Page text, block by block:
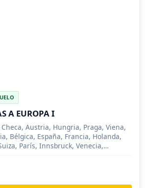
A EUROPA I
Austria, Hungria, Praga, Viena,
Bélgica, España, Francia, Holanda,
París, Innsbruck, Venecia,